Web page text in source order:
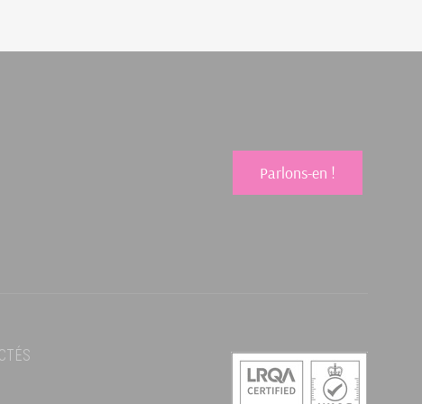
Parlons-en !